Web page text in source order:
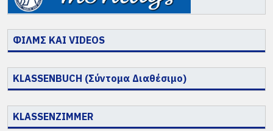
ΦΙΛΜΣ ΚΑΙ VIDEOS
KLASSENBUCH (Σύντομα Διαθέσιμο)
KLASSENZIMMER